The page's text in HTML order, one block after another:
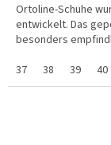
Ortoline-Schuhe
entwickelt. Das
besonders
37
38 39 40